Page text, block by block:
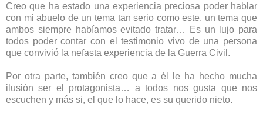
Creo que ha estado una experiencia preciosa poder hablar
con mi abuelo de un tema tan serio como este, un tema que
ambos siempre habíamos evitado tratar… Es un lujo para
todos poder contar con el testimonio vivo de una persona
que convivió la nefasta experiencia de la Guerra Civil.
Por otra parte, también creo que a él le ha hecho mucha
ilusión ser el protagonista… a todos nos gusta que nos
escuchen y más si, el que lo hace, es su querido nieto.